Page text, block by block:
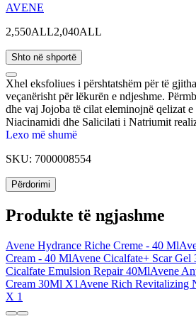
AVENE
2,550ALL2,040ALL
Shto në shportë
Xhel eksfoliues i përshtatshëm për të
veçanërisht për lëkurën e ndjeshme.
dhe vaj Jojoba të cilat eleminojnë qelizat
Niacinamidi dhe Salicilati i Natriumit
plotë duke eleminuar çdo papasterti në
ndjenjë të menjëhershme rehatie dhe I jep
Lexo më shumë
SKU: 7000008554
Përdorimi
Produkte të ngjashme
Avene Hydrance Riche Creme - 40 Ml
Cream - 40 MlAvene Cicalfate+ Scar Gel
Cicalfate Emulsion Repair 40MlAvene
Cream 30Ml X1 Avene Rich Revitalizing
X 1